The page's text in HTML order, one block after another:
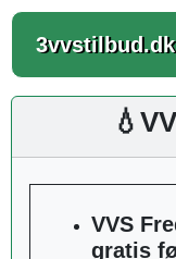
3vvstilbud.dk
VVS
gratis